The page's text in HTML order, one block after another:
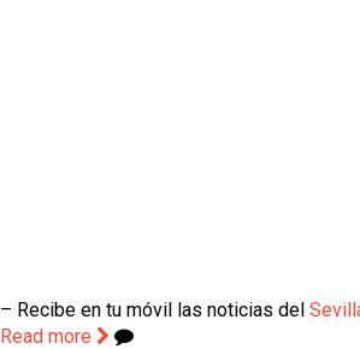
– Recibe en tu móvil las noticias del
Read more